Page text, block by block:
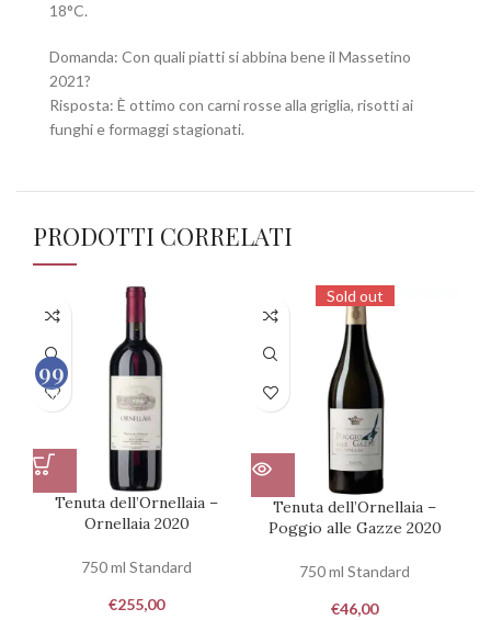
18°C.
Domanda: Con quali piatti si abbina bene il Massetino
2021?
Risposta: È ottimo con carni rosse alla griglia, risotti ai
funghi e formaggi stagionati.
PRODOTTI CORRELATI
Tenuta dell’Ornellaia –
Ornellaia 2020
750 ml Standard
€255,00
Sold out
Tenuta dell’Ornellaia –
Poggio alle Gazze 2020
750 ml Standard
€46,00
99
100